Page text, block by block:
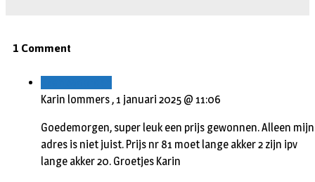
1 Comment
Karin lommers ,1 januari 2025 @ 11:06
Goedemorgen, super leuk een prijs gewonnen. Alleen mijn
adres is niet juist. Prijs nr 81 moet lange akker 2 zijn ipv
lange akker 20. Groetjes Karin